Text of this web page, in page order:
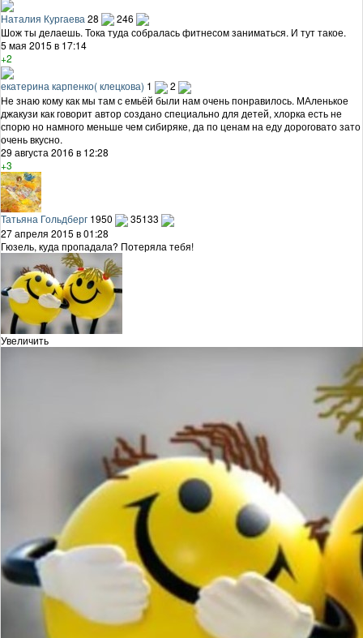
Наталия Кургаева 28
246
Шож ты делаешь. Тока туда собралась фитнесом заниматься. И тут такое.
5 мая 2015 в 17:14
+2
екатерина карпенко( клецкова) 1
2
Не знаю кому как мы там с емьёй были нам очень понравилось. МАленькое
джакузи как говорит автор создано специально для детей, хлорка есть не
спорю но намного меньше чем сибиряке, да по ценам на еду дороговато зато
очень вкусно.
29 августа 2016 в 12:28
+3
Татьяна Гольдберг 1950
35133
27 апреля 2015 в 01:28
Гюзель, куда пропадала? Потеряла тебя!
Увеличить